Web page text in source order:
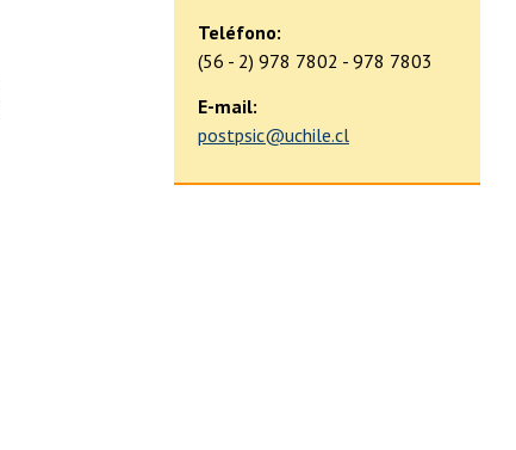
Teléfono:
(56 - 2) 978 7802 - 978 7803
E-mail:
postpsic@uchile.cl